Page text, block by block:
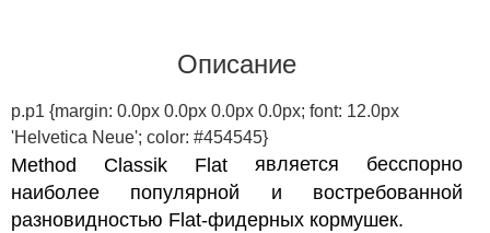
Описание
p.p1 {margin: 0.0px 0.0px 0.0px 0.0px; font: 12.0px
'Helvetica Neue'; color: #454545}
Method Classik Flat является бесспорно
наиболее популярной и востребованной
разновидностью Flat-фидерных кормушек.